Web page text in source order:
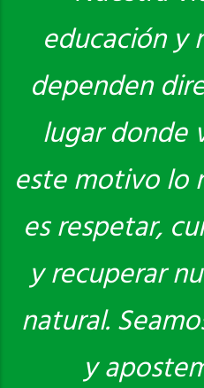
educación y
dependen
lugar donde
este motivo lo
es respetar,
y recuperar
natural.
y